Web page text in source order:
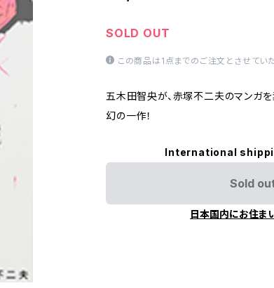
SOLD OUT
この商品は1点までのご注文とさせていた
五木田智央が、赤塚不二夫のマンガ
幻の一作！
International
Sold
日本国内にお住ま